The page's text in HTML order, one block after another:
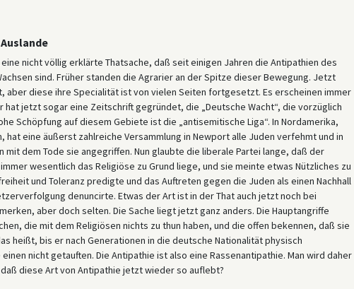
eine nicht völlig erklärte Thatsache, daß seit einigen Jahren die Antipathien des
sind. Früher standen die Agrarier an der Spitze dieser Bewegung. Jetzt
aber diese ihre Specialität ist von vielen Seiten fortgesetzt. Es erscheinen immer
hat jetzt sogar eine Zeitschrift gegründet, die „Deutsche Wacht“, die vorzüglich
Schöpfung auf diesem Gebiete ist die „antisemitische Liga“. In Nordamerika,
eine äußerst zahlreiche Versammlung in Newport alle Juden verfehmt und in
dem Tode sie angegriffen. Nun glaubte die liberale Partei lange, daß der
wesentlich das Religiöse zu Grund liege, und sie meinte etwas Nützliches zu
und Toleranz predigte und das Auftreten gegen die Juden als einen Nachhall
denuncirte. Etwas der Art ist in der That auch jetzt noch bei
aber doch selten. Die Sache liegt jetzt ganz anders. Die Hauptangriffe
die mit dem Religiösen nichts zu thun haben, und die offen bekennen, daß sie
heißt, bis er nach Generationen in die deutsche Nationalität physisch
nicht getauften. Die Antipathie ist also eine Rassenantipathie. Man wird daher
diese Art von Antipathie jetzt wieder so auflebt?